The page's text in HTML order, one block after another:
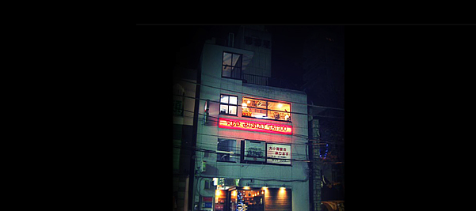
東京 タトゥースタジオ
Tattoo タトゥーデザイン
タトゥーデザイン・画像の紹介（和彫り・ワンポイント